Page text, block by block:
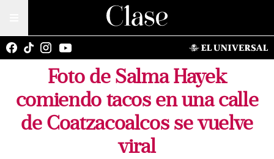
Foto de Salma Hayek
comiendo tacos en una calle
de Coatzacoalcos se vuelve
viral